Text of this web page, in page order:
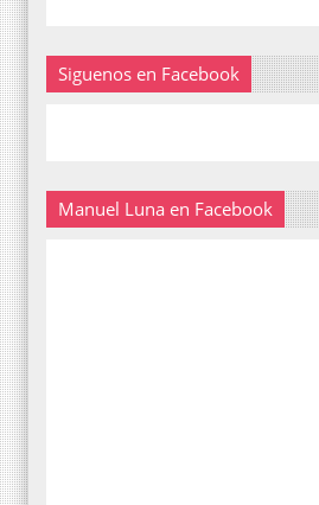
Siguenos en Facebook
Manuel Luna en Facebook